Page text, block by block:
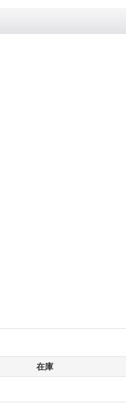
在庫